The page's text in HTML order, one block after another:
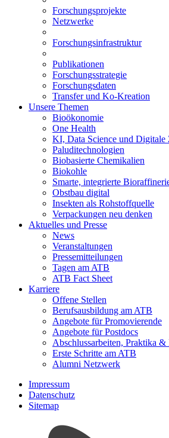
Forschungsprojekte
Netzwerke
Forschungsinfrastruktur
Publikationen
Forschungsstrategie
Forschungsdaten
Transfer und Ko-Kreation
Unsere Themen
Bioökonomie
One Health
KI, Data Science und
Paluditechnologien
Biobasierte Chemikalien
Biokohle
Smarte, integrierte
Obstbau digital
Insekten als Rohstoffquelle
Verpackungen neu denken
Aktuelles und Presse
News
Veranstaltungen
Pressemitteilungen
Tagen am ATB
ATB Fact Sheet
Karriere
Offene Stellen
Berufsausbildung am ATB
Angebote für Promovierende
Angebote für Postdocs
Abschlussarbeiten, Praktika
Erste Schritte am ATB
Alumni Netzwerk
Impressum
Datenschutz
Sitemap